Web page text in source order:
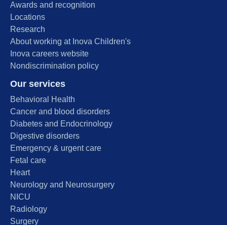
Awards and recognition
Locations
Research
About working at Inova Children's
Inova careers website
Nondiscrimination policy
Our services
Behavioral Health
Cancer and blood disorders
Diabetes and Endocrinology
Digestive disorders
Emergency & urgent care
Fetal care
Heart
Neurology and Neurosurgery
NICU
Radiology
Surgery